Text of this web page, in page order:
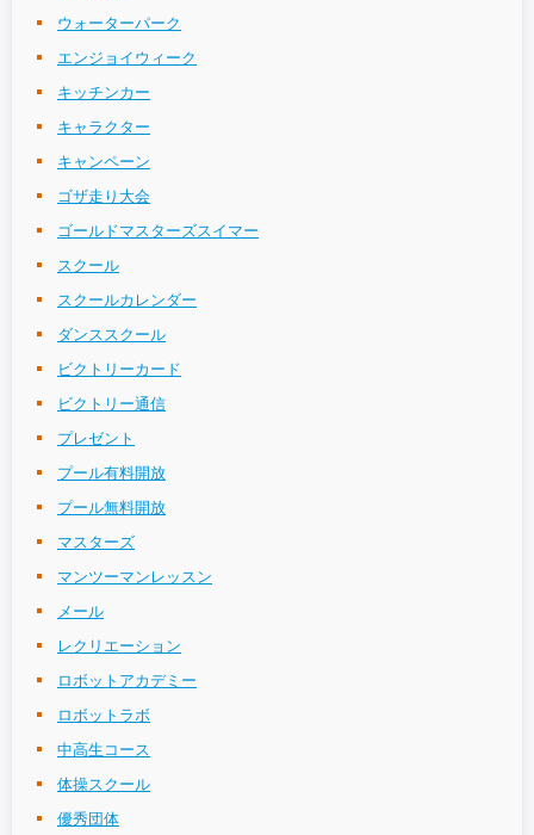
ウォーターパーク
エンジョイウィーク
キッチンカー
キャラクター
キャンペーン
ゴザ走り大会
ゴールドマスターズスイマー
スクール
スクールカレンダー
ダンススクール
ビクトリーカード
ビクトリー通信
プレゼント
プール有料開放
プール無料開放
マスターズ
マンツーマンレッスン
メール
レクリエーション
ロボットアカデミー
ロボットラボ
中高生コース
体操スクール
優秀団体